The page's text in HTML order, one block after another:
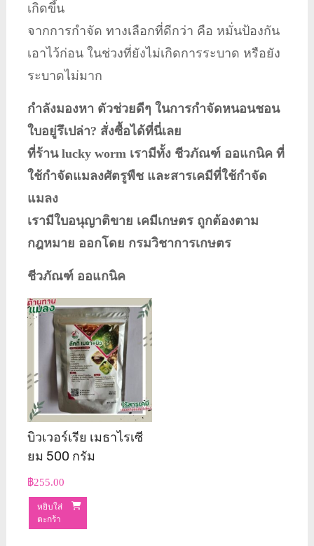
เกิดขึ้น
จากการกำจัด ทางเลือกที่ดีกว่า คือ หมั่นป้องกัน
เอาไว้ก่อน ในช่วงที่ยังไม่เกิดการระบาด หรือยัง
ระบาดไม่มาก
กำลังมองหา ตัวช่วยดีๆ ในการกำจัดหนอนชอน
ใบอยู่รึเปล่า? สั่งซื้อได้ที่นี่เลย
ที่ร้าน lucky worm เรามีทั้ง ชีวภัณฑ์ ออแกนิค ที่
ใช้กำจัดแมลงศัตรูพืช และสารเคมีที่ใช้กำจัด
แมลง
เรามีใบอนุญาติขาย เคมีเกษตร ถูกต้องตาม
กฎหมาย ออกโดย กรมวิชาการเกษตร
ชีวภัณฑ์ ออแกนิค
บิวเวอร์เรีย เมธาไรเซี
ยม 500 กรัม
฿255.00
หยิบใส่
ตะกร้า